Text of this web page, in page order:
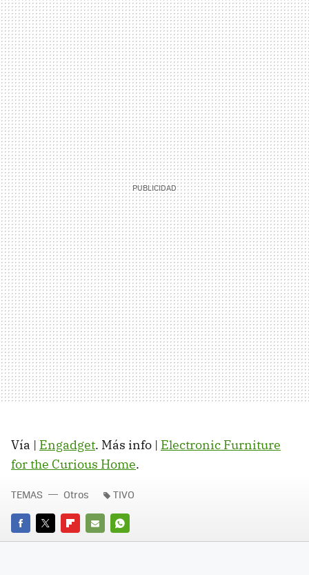
Vía | Engadget. Más info | Electronic Furniture
for the Curious Home.
FACEBOOK
TWITTERFLIPBOARD
E-
WHATSAPP
TEMAS Otros TIVO